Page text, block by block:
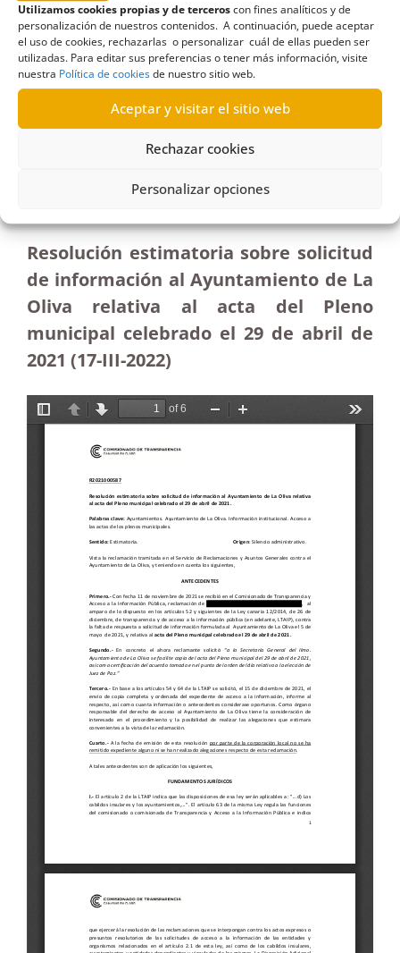
Utilizamos cookies propias y de terceroscon fines analíticos y de
personalización de nuestros contenidos. A continuación, puede aceptar
el uso de cookies, rechazarlas o personalizar cuál de ellas pueden ser
utilizadas. Para editar sus preferencias o tener más información, visite
nuestra Política de cookiesde nuestro sitio web.
Aceptar y visitar el sitio web
Rechazar cookies
Personalizar opciones
R587/2021
Oliva sobre el acta del Pleno del 29 de abril de
Resolución estimatoria sobre solicitud
de información al Ayuntamiento de La
Oliva relativa al acta del Pleno
municipal celebrado el 29 de abril de
2021 (17-III-2022)